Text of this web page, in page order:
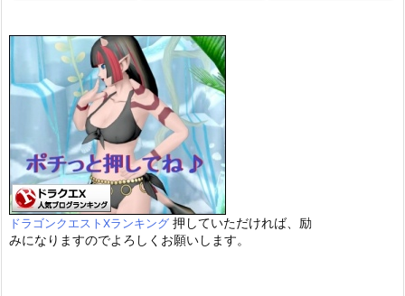
ドラゴンクエストXランキング 押していただければ、励
みになりますのでよろしくお願いします。